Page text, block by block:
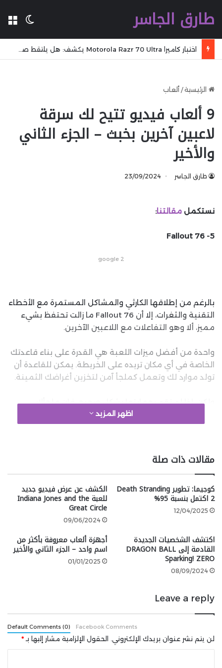
طارق الجاسر
الرئيسية/ ألعاب
9 ألعاب فيديو تتيح لك سرقة
لاعبين آخرين بخبث – الجزء الثاني
والأخير
طارق الجاسر 23/09/2024
نستكمل مقالتنا:
5-
Fallout 76
google 2
بالرغم من إطلاقها الكارثي والمشاكل المستمرة مع الأخطاء
التقنية والثغرات، إلا أن Fallout 76 ما زالت تحتفظ بشيء
مميز، ألا وهو التفاعلات مع اللاعبين الآخرين.
واحدة من أفضل ميزات اللعبة هي القدرة على بناء قاعدتك
الخاصة في أي مكان تريده على الخريطة. يمكن للقاعدة أن
تولد موارد لك وتعمل كملجأ آمن لتخزين أغراضك الثمينة.
ولكن، إذا لم تقم بحمايتها بشكل صحيح، فإن ملجأك
سيصبح أشبه بصندوق نقود للاعبين الآخرين ليقوموا
بالسرقة منه.
سواء بموافقة المالك أو بدونها. معظم المناطق المقفلة
داخل ملجأك يمكن اقتحامها باستخدام مهارة فتح الأقفال،
وبمجرد دخول اللص، فإن كل شيء لم تقم بتحديده
للاستخدام الشخصي يمكن أن يُسرق.
من الحقول الزراعية إلى أجهزة تنقية المياه وحتى الحاويات
الممتلئة بالعناصر، طالما أنك نسيت تعيينها كمخزون خاص
بك، يمكن للاعبين الآخرين اقتحامها وسرقة ما يريدون.
بالطبع، بعض اللاعبين لا يقومون بتحديد أغراضهم
تكون لصًا هو أن تنصب فخًّا للصوص.
اظهر المزيد
مقالات ذات صلة
كوجيما: تطوير Death Stranding
2 اكتمل بنسبة 95%
12/04/2025
الكشف عن عرض فيديو جديد
للعبة Indiana Jones and the
Great Circle
09/06/2024
اكتشف الشخصيات الجديدة
القادمة إلى DRAGON BALL
Sparking! ZERO
08/09/2024
أجهزة ألعاب معروفة بأكثر من
اسم واحد – الجزء الثاني والأخير
01/01/2025
Leave a reply
Default Comments (0) Facebook Comments
لن يتم نشر عنوان بريدك الإلكتروني. الحقول الإلزامية مشار إليها بـ *